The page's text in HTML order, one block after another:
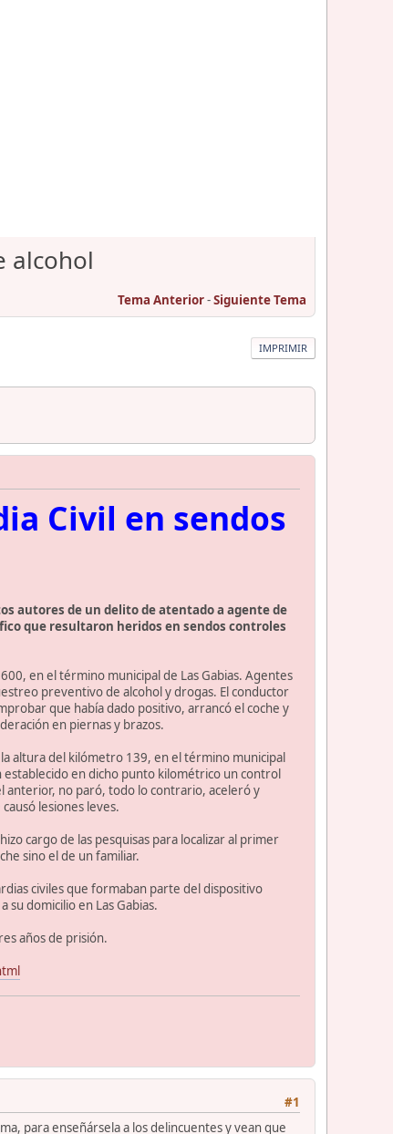
alcohol
Tema Anterior-Siguiente Tema
IMPRIMIR
Civil en sendos
autores de un delito de atentado a agente de
que resultaron heridos en sendos controles
en el término municipal de Las Gabias. Agentes
preventivo de alcohol y drogas. El conductor
que había dado positivo, arrancó el coche y
en piernas y brazos.
altura del kilómetro 139, en el término municipal
en dicho punto kilométrico un control
anterior, no paró, todo lo contrario, aceleró y
lesiones leves.
cargo de las pesquisas para localizar al primer
sino el de un familiar.
civiles que formaban parte del dispositivo
su domicilio en Las Gabias.
años de prisión.
#1
para enseñársela a los delincuentes y vean que